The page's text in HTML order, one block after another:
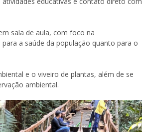
sala de aula, com foco na
a saúde da população quanto para o
e o viveiro de plantas, além de se
ambiental.